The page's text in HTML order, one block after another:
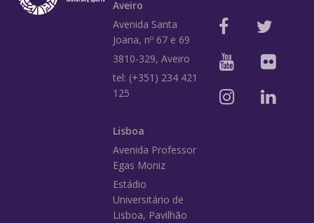
Aveiro
Avenida Santa
Joana, nº 67 e 69
3810-329, Aveiro
tel: (+351) 234 421
125
Lisboa
Avenida Professor
Egas Moniz
Estádio
Universitário de
Lisboa, Pavilhão